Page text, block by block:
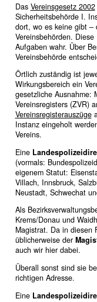
Das Vereinsgesetz 2002
Sicherheitsbehörde I.
dort, wo es keine gibt –
Vereinsbehörden.
Aufgaben wahr. Über
Vereinsbehörde
Örtlich zuständig ist
Wirkungsbereich ein
gesetzliche Ausnahme:
Vereinsregisters (ZVR)
Vereinsregisterauszüge
Instanz eingeholt
Vereins.
Eine
(vormals:
eigenem Statut:
Villach, Innsbruck,
Neustadt, Schwechat
Als
Krems/Donau und
Magistrat. Da in diesen
üblicherweise der
auch wir hier dabei.
Überall sonst sind sie
richtigen Adresse.
Eine